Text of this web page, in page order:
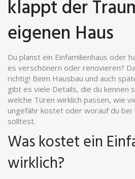
klappt der
eigenen Haus
Du planst ein Einfamilienhaus oder
es verschönern oder renovieren?
richtig! Beim Hausbau und auch
gibt es viele Details, die du kennen
welche Türen wirklich passen, wie
ungefähr kostet oder worauf du bei
solltest.
Was kostet ein
wirklich?